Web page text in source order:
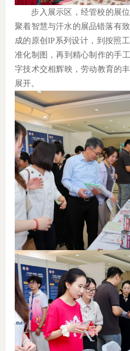
步入展示区，经管校的展位
聚着智慧与汗水的展品错落有
成的原创IP系列设计，到按照
准化制图，再到精心制作的手
字技术交相辉映，劳动教育的
展开。